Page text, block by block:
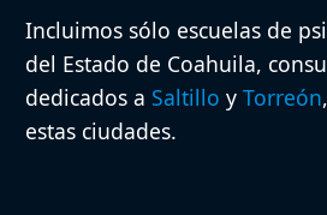
Incluimos sólo escuelas de
del Estado de Coahuila,
dedicados a Saltillo y Torreón
estas ciudades.